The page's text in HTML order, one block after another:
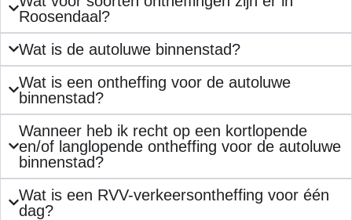
Roosendaal?
Wat is de autoluwe binnenstad?
Wat is een ontheffing voor de autoluwe
binnenstad?
Wanneer heb ik recht op een kortlopende
en/of langlopende ontheffing voor de autoluwe
binnenstad?
Wat is een RVV-verkeersontheffing voor één
dag?